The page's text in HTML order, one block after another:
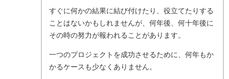
すぐに何かの結果に結び付けたり、役立てたりする
ことはないかもしれませんが、何年後、何十年後に
その時の努力が報われることがあります。
一つのプロジェクトを成功させるために、何年もか
かるケースも少なくありません。